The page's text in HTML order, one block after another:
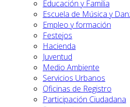
Educación y Familia
Escuela de Música y
Empleo y formación
Festejos
Hacienda
Juventud
Medio Ambiente
Servicios Urbanos
Oficinas de Registro
Participación Ciudadana